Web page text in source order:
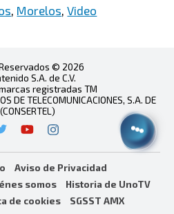
, Morelos,Video
© 2026
S.A. de C.V.
registradas TM
DE TELECOMUNICACIONES, S.A. DE
Aviso de Privacidad
somos
Historia de UnoTV
de cookies SGSST AMX